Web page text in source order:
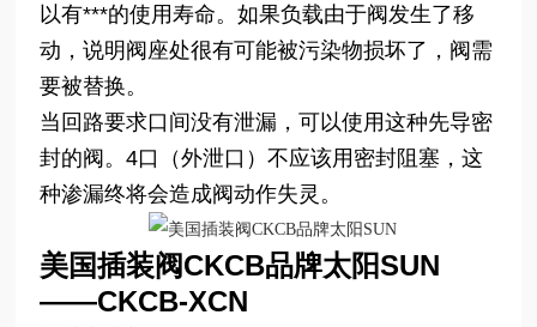
以有***的使用寿命。如果负载由于阀发生了移
动，说明阀座处很有可能被污染物损坏了，阀需
要被替换。
当回路要求口间没有泄漏，可以使用这种先导密
封的阀。4口（外泄口）不应该用密封阻塞，这
种渗漏终将会造成阀动作失灵。
美国插装阀CKCB品牌太阳SUN
——CKCB-XCN